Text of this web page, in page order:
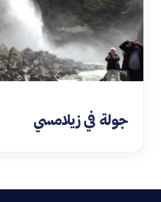
جولة في زيلامسي